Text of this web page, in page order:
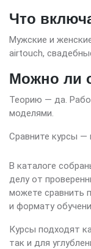
Что
Мужские и
airtouch,
Можно ли
Теорию — да.
моделями.
Сравните курсы —
В каталоге
делу от
можете сравнить
и формату
Курсы подходят
так и для